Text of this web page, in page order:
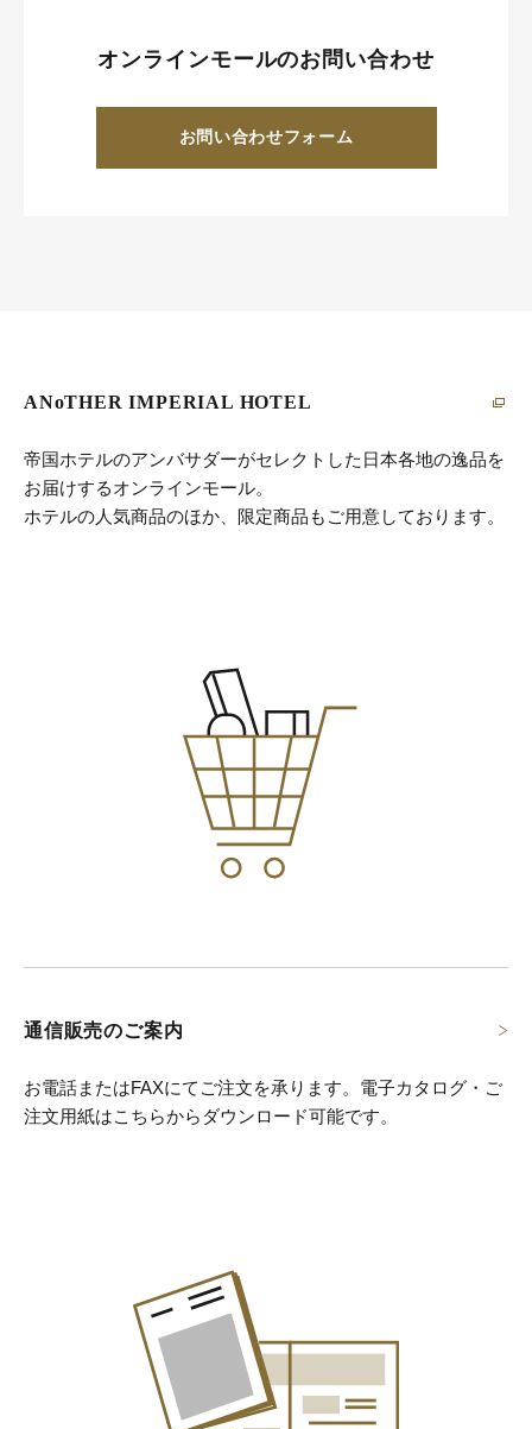
オンラインモールのお問い合わせ
お問い合わせフォーム
ANoTHER IMPERIAL HOTEL
帝国ホテルのアンバサダーがセレクトした日本各地の逸品を
お届けするオンラインモール。
ホテルの人気商品のほか、限定商品もご用意しております。
通信販売のご案内
お電話またはFAXにてご注文を承ります。 電子カタログ・ご
注文用紙はこちらからダウンロード可能です。